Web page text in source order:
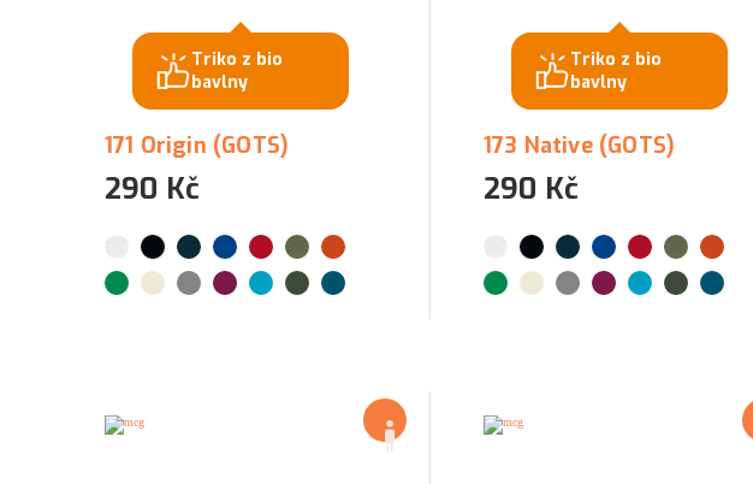
Triko z bio
bavlny
171 Origin (GOTS)
290 Kč
Triko z bio
bavlny
173 Native (GOTS)
290 Kč